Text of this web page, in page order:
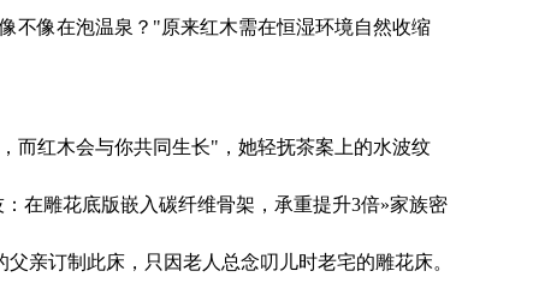
不像在泡温泉？"原来红木需在恒湿环境自然收缩
而红木会与你共同生长"，她轻抚茶案上的水波纹
在雕花底版嵌入碳纤维骨架，承重提升3倍»家族密
亲订制此床，只因老人总念叨儿时老宅的雕花床。